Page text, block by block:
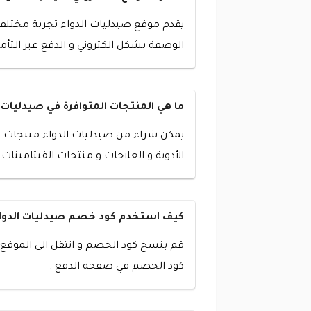
يقدم موقع صيدليات الدواء تجربة
الوصفة بشكل الكتروني و الدفع عبر
ما هي المنتجات المتوافرة في صيدليات
يمكن شراء من صيدليات الدواء منتجات
الأدوية و العلاجات و منتجات
كيف استخدم كود خصم صيدليات
قم بنسخ كود الخصم و انتقل الى
كود الخصم في صفحة الدفع .